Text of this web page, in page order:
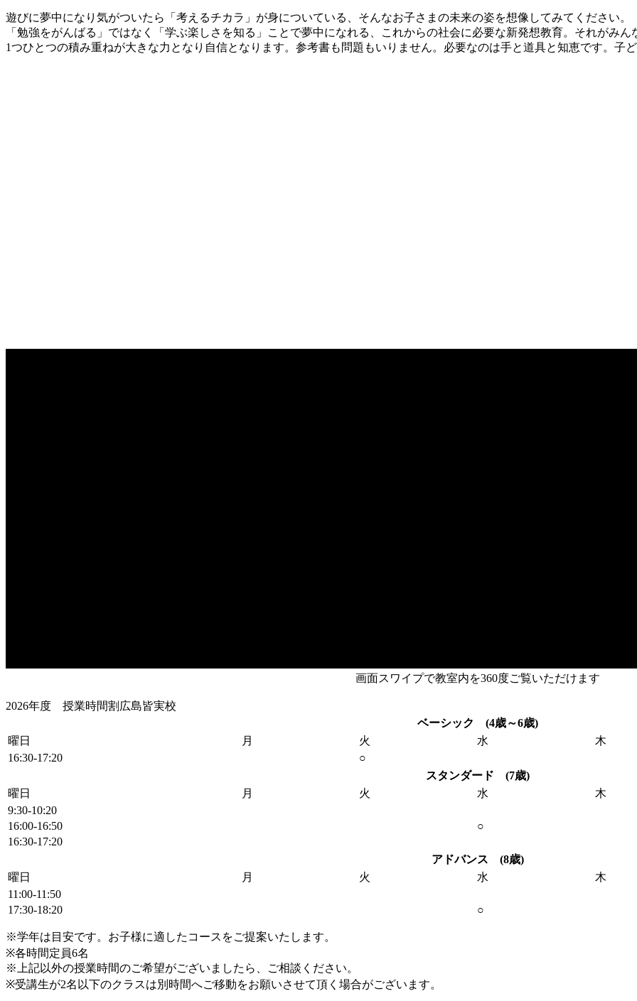
遊びに夢中になり気がついたら「考えるチカラ」が身についている、そんなお子さまの未来の姿を想像してみてください。
「勉強をがんばる」ではなく「学ぶ楽しさを知る」ことで夢中になれる、これからの社会に必要な新発想教育。それがみん
1つひとつの積み重ねが大きな力となり自信となります。参考書も問題もいりません。必要なのは手と道具と知恵です。子
画面スワイプで教室内を360度ご覧いただけます
2026年度 授業時間割 広島皆実校
ベーシック (4歳～6歳)
曜日
月 火 水 木
16:30-17:20
○
スタンダード (7歳)
曜日
月 火 水 木
9:30-10:20
16:00-16:50
○
16:30-17:20
アドバンス (8歳)
曜日
月 火 水 木
11:00-11:50
17:30-18:20
○
※学年は目安です。お子様に適したコースをご提案いたします。
※各時間定員6名
※上記以外の授業時間のご希望がございましたら、ご相談ください。
※受講生が2名以下のクラスは別時間へご移動をお願いさせて頂く場合がございます。